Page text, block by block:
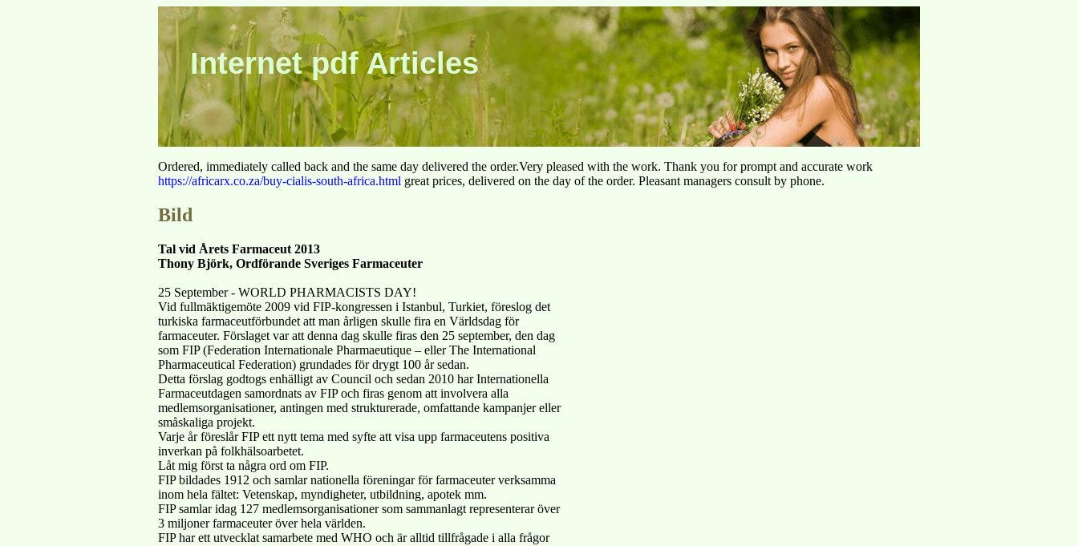
Internet pdf Articles
Ordered, immediately called back and the same day delivered the order.Very pleased with the work. Thank you for prompt and accurate work
https://africarx.co.za/buy-cialis-south-africa.html great prices, delivered on the day of the order. Pleasant managers consult by phone.
Bild
Tal vid Årets Farmaceut 2013
Thony Björk, Ordförande Sveriges Farmaceuter
25 September - WORLD PHARMACISTS DAY!
Vid fullmäktigemöte 2009 vid FIP-kongressen i Istanbul, Turkiet, föreslog det
turkiska farmaceutförbundet att man årligen skulle fira en Världsdag för
farmaceuter. Förslaget var att denna dag skulle firas den 25 september, den dag
som FIP (Federation Internationale Pharmaeutique – eller The International
Pharmaceutical Federation) grundades för drygt 100 år sedan.
Detta förslag godtogs enhälligt av Council och sedan 2010 har Internationella
Farmaceutdagen samordnats av FIP och firas genom att involvera alla
medlemsorganisationer, antingen med strukturerade, omfattande kampanjer eller
småskaliga projekt.
Varje år föreslår FIP ett nytt tema med syfte att visa upp farmaceutens positiva
inverkan på folkhälsoarbetet.
Låt mig först ta några ord om FIP.
FIP bildades 1912 och samlar nationella föreningar för farmaceuter verksamma
inom hela fältet: Vetenskap, myndigheter, utbildning, apotek mm.
FIP samlar idag 127 medlemsorganisationer som sammanlagt representerar över
3 miljoner farmaceuter över hela världen.
FIP har ett utvecklat samarbete med WHO och är alltid tillfrågade i alla frågor